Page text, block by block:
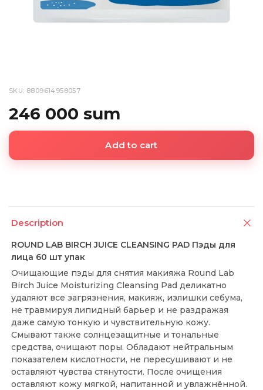
SKU: 8809614958057
246 000 sum
Add to cart
Description
ROUND LAB BIRCH JUICE CLEANSING PAD Пэды для
лица 60 шт упак
Очищающие пэды для снятия макияжа Round Lab
Birch Juice Moisturizing Cleansing Pad деликатно
удаляют все загрязнения, макияж, излишки себума,
не травмируя липидный барьер и не раздражая
даже самую тонкую и чувствительную кожу.
Смывают также солнцезащитные и тональные
средства, очищают поры. Обладают нейтральным
показателем кислотности, не пересушивают и не
оставляют чувства стянутости. После очищения
оставляют кожу мягкой, напитанной и увлажнённой.